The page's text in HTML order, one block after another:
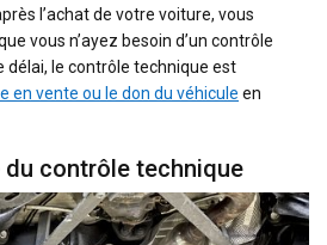
l’achat de votre voiture, vous
vous n’ayez besoin d’un contrôle
délai, le contrôle technique est
en vente ou le don du véhicule en
du contrôle technique